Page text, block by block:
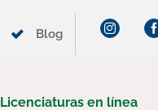
Blog Instagram
Licenciaturas en línea